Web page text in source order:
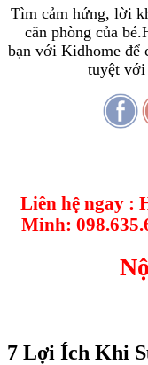
Tìm cảm hứng, lời
căn phòng của
bạn với Kidhome để
tuyệt với
Liên hệ ngay :
Minh:
7 Lợi Ích Khi